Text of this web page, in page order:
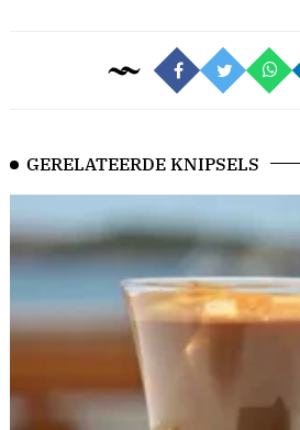
GERELATEERDE KNIPSELS